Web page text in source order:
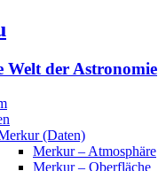
Welt der Astronomie
(Daten)
Merkur – Atmosphäre
Merkur – Oberfläche